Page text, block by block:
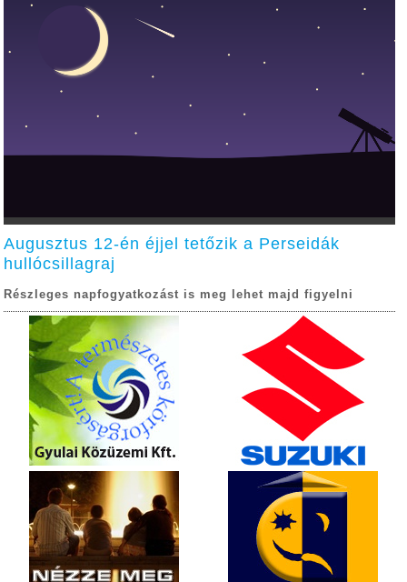
Augusztus 12-én éjjel tetőzik a Perseidák
hullócsillagraj
Részleges napfogyatkozást is meg lehet majd figyelni